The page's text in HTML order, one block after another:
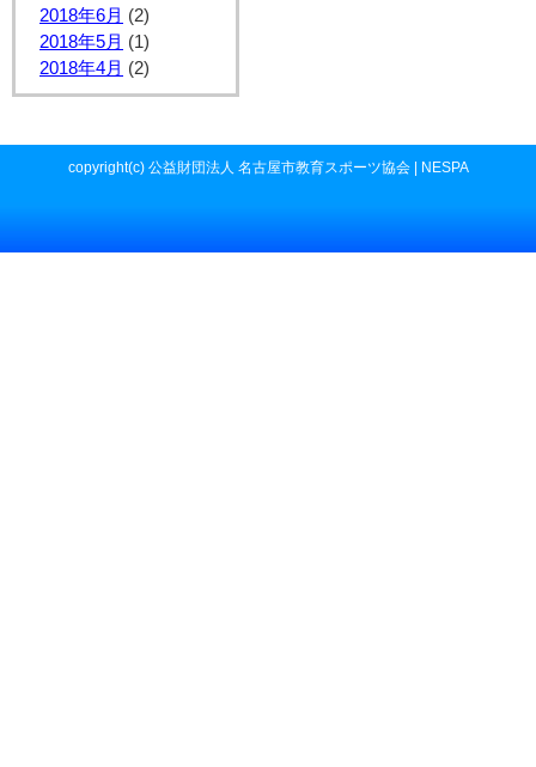
2018年6月 (2)
2018年5月 (1)
2018年4月 (2)
copyright(c) 公益財団法人 名古屋市教育スポーツ協会 | NESPA